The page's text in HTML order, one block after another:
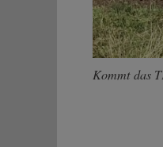
Kommt das